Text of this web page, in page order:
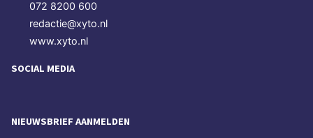
072 8200 600
redactie@xyto.nl
www.xyto.nl
SOCIAL MEDIA
NIEUWSBRIEF AANMELDEN